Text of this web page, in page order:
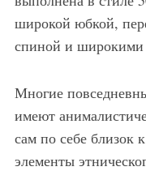
широкой юбкой,
спиной и широкими
Многие
имеют
сам по себе близок
элементы